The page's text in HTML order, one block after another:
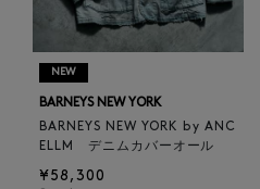
NEW
BARNEYS NEW YORK
BARNEYS NEW YORK by ANC
ELLM デニムカバーオール
¥58,300